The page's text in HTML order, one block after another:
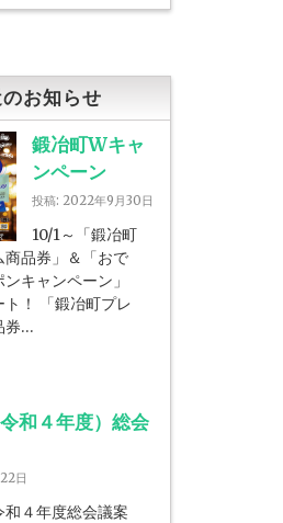
お知らせ
鍛冶町Wキャ
ンペーン
投稿: 2022年9月30日
10/1～「鍛冶町
商品券」＆「おで
キャンペーン」
！ 「鍛冶町プレ
券…
和４年度）総会
日
和４年度総会議案